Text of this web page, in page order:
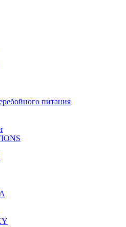
питания